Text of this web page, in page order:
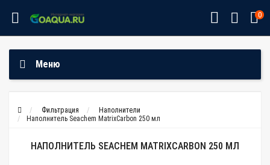
0
Меню
Фильтрация
Наполнители
Наполнитель Seachem MatrixCarbon 250 мл
НАПОЛНИТЕЛЬ SEACHEM MATRIXCARBON 250 МЛ